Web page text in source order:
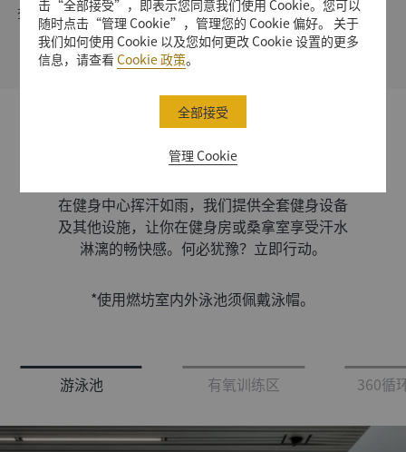
查看详情
炼
在健身中心挥汗如雨，我们提供全套健身设备
及其他设施，让你在健身房或桑拿室享受汗水
淋漓的畅快感。何必犹豫？立即行动。
*使用燃坊室内外泳池须佩戴泳帽。
游泳池 有氧训练区 360循
击“全部接受”，即表示您同意我们使用 Cookie。您可以
随时点击“管理 Cookie”，管理您的 Cookie 偏好。 关于
我们如何使用 Cookie 以及您如何更改 Cookie 设置的更多
信息，请查看Cookie 政策。
管理 Cookie
全部接受